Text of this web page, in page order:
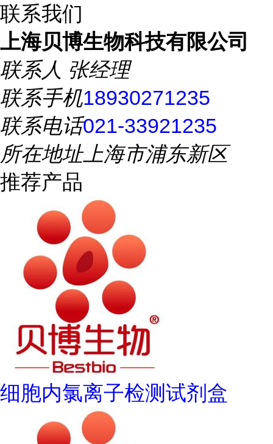
联系我们
上海贝博生物科技有限公司
联系人 张经理
联系手机18930271235
联系电话021-33921235
所在地址上海市浦东新区
推荐产品
细胞内氯离子检测试剂盒